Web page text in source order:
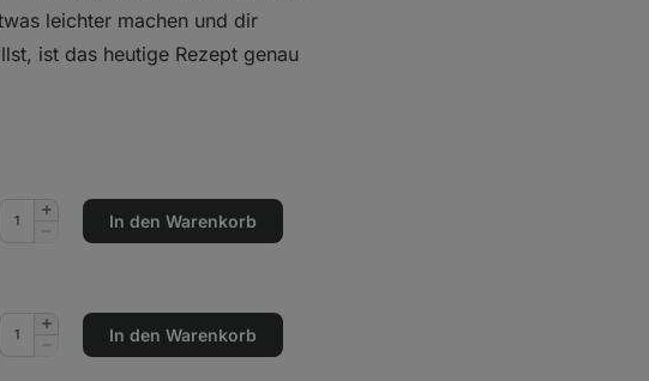
leichter machen und dir
ist das heutige Rezept genau
entfernen
Menge
hinzufügenIn den Warenkorb
entfernen
Menge
hinzufügenIn den Warenkorb